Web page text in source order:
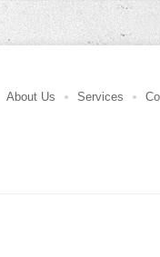
About Us Services